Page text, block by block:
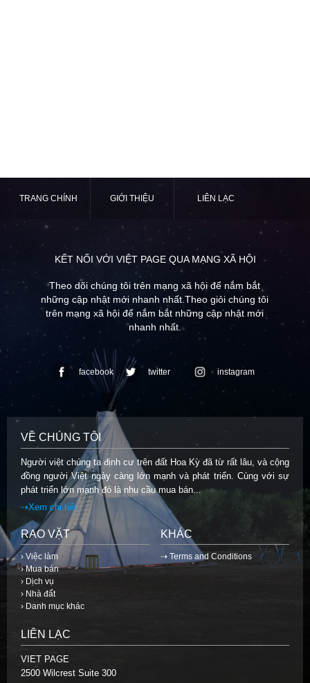
TRANG CHÍNH GIỚI THIỆU LIÊN LẠC
KẾT NỐI VỚI VIỆT PAGE QUA MẠNG XÃ HỘI
Theo dõi chúng tôi trên mạng xã hội để nắm bắt
những cập nhật mới nhanh nhất.Theo giỏi chúng tôi
trên mạng xã hội để nắm bắt những cập nhật mới
nhanh nhất.
facebook twitter instagram
VỀ CHÚNG TÔI
Người việt chúng ta định cư trên đất Hoa Kỳ đã từ rất lâu, và cộng
đồng người Việt ngày càng lớn mạnh và phát triển. Cùng với sự
phát triển lớn mạnh đó là nhu cầu mua bán...
⇢Xem chi tiết
RAO VẶT
› Việc làm
› Mua bán
› Dịch vụ
› Nhà đất
› Danh mục khác
KHÁC
⇢ Terms and Conditions
LIÊN LẠC
VIET PAGE
2500 Wilcrest Suite 300